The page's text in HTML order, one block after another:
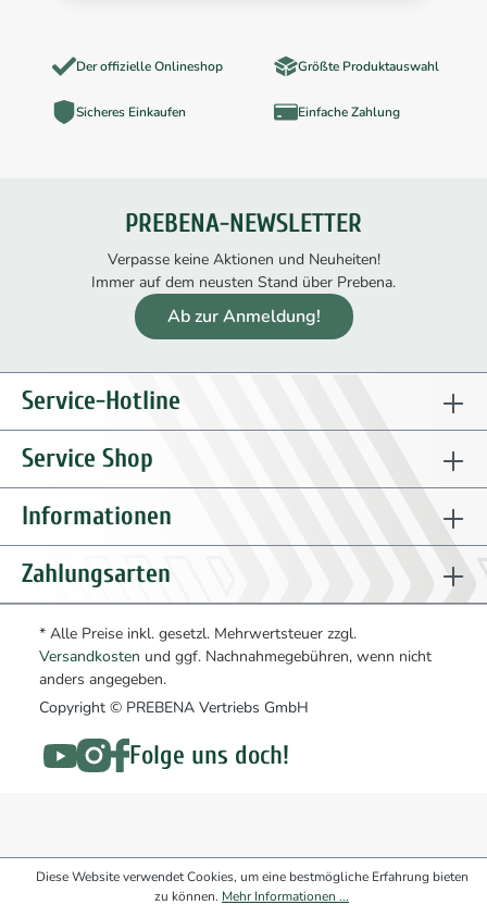
Der offizielle Onlineshop Größte Produktauswahl
Sicheres Einkaufen Einfache Zahlung
PREBENA-NEWSLETTER
Verpasse keine Aktionen und Neuheiten!
Immer auf dem neusten Stand über Prebena.
Ab zur Anmeldung!
Service-Hotline
Service Shop
Informationen
Zahlungsarten
* Alle Preise inkl. gesetzl. Mehrwertsteuer zzgl.
Versandkosten und ggf. Nachnahmegebühren, wenn nicht
anders angegeben.
Copyright © PREBENA Vertriebs GmbH
Folge uns doch!
Diese Website verwendet Cookies, um eine bestmögliche Erfahrung bieten
zu können. Mehr Informationen ...